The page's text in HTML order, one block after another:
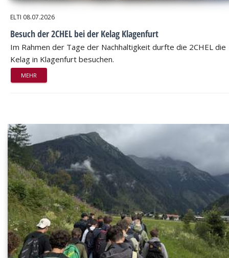
ELTI 08.07.2026
Besuch der 2CHEL bei der Kelag Klagenfurt
Im Rahmen der Tage der Nachhaltigkeit durfte die 2CHEL die
Kelag in Klagenfurt besuchen.
MEHR